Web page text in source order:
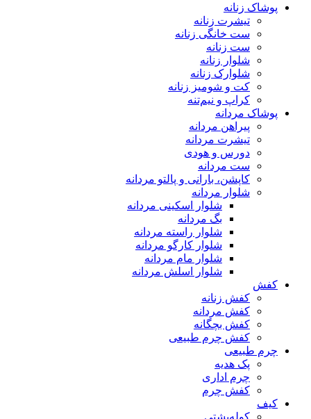
پوشاک زنانه
تیشرت زنانه
ست خانگی زنانه
ست زنانه
شلوار زنانه
شلوارک زنانه
کت و شومیز زنانه
کراپ و نیم‌تنه
پوشاک مردانه
پیراهن مردانه
تیشرت مردانه
دورس و هودی
ست مردانه
کاپشن، بارانی و پالتو مردانه
شلوار مردانه
شلوار اسکینی مردانه
بگ مردانه
شلوار راسته مردانه
شلوار کارگو مردانه
شلوار مام مردانه
شلوار اسلش مردانه
کفش
کفش زنانه
کفش مردانه
کفش بچگانه
کفش چرم طبیعی
چرم طبیعی
پک هدیه
چرم اداری
کفش چرم
کیف
کوله‌پشتی